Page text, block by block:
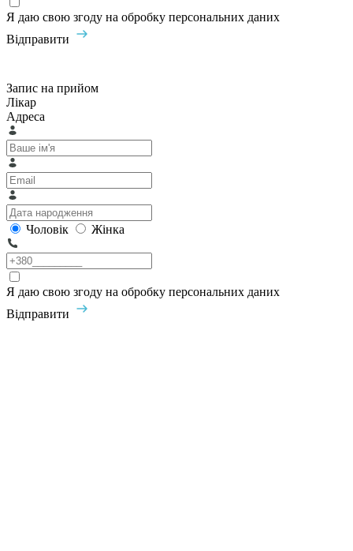
Я даю свою згоду на обробку персональних даних
Відправити
Запис на прийом
Лікар
Адреса
Чоловік Жінка
Я даю свою згоду на обробку персональних даних
Відправити